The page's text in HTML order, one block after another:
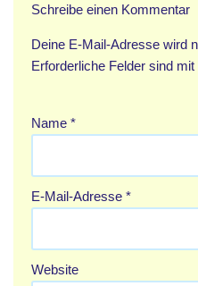
Schreibe einen Kommentar
Deine E-Mail-Adresse wird
Erforderliche Felder sind mit
Name *
E-Mail-Adresse *
Website